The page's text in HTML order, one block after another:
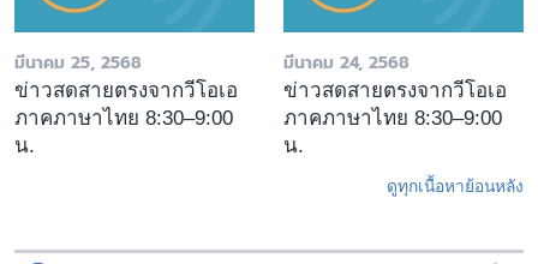
มีนาคม 25, 2568
ข่าวสดสายตรงจากวีโอเอ
ภาคภาษาไทย 8:30–9:00
น.
มีนาคม 24, 2568
ข่าวสดสายตรงจากวีโอเอ
ภาคภาษาไทย 8:30–9:00
น.
ดูทุกเนื้อหาย้อนหลัง